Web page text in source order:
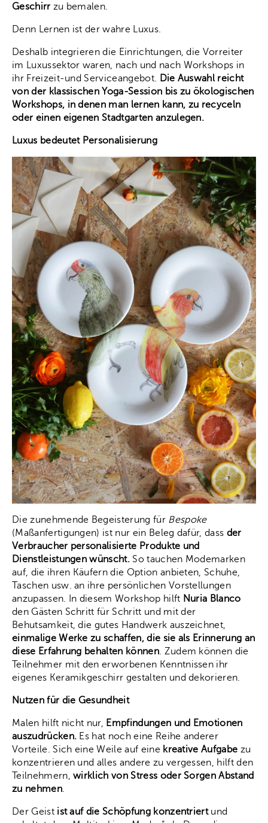
Geschirr zu bemalen.
Denn Lernen ist der wahre Luxus.
Deshalb integrieren die Einrichtungen, die Vorreiter
im Luxussektor waren, nach und nach Workshops in
ihr Freizeit-und Serviceangebot. Die Auswahl reicht
von der klassischen Yoga-Session bis zu ökologischen
Workshops, in denen man lernen kann, zu recyceln
oder einen eigenen Stadtgarten anzulegen.
Luxus bedeutet Personalisierung
Die zunehmende Begeisterung für Bespoke
(Maßanfertigungen) ist nur ein Beleg dafür, dass der
Verbraucher personalisierte Produkte und
Dienstleistungen wünscht. So tauchen Modemarken
auf, die ihren Käufern die Option anbieten, Schuhe,
Taschen usw. an ihre persönlichen Vorstellungen
anzupassen. In diesem Workshop hilft Nuria Blanco
den Gästen Schritt für Schritt und mit der
Behutsamkeit, die gutes Handwerk auszeichnet,
einmalige Werke zu schaffen, die sie als Erinnerung an
diese Erfahrung behalten können. Zudem können die
Teilnehmer mit den erworbenen Kenntnissen ihr
eigenes Keramikgeschirr gestalten und dekorieren.
Nutzen für die Gesundheit
Malen hilft nicht nur, Empfindungen und Emotionen
auszudrücken. Es hat noch eine Reihe anderer
Vorteile. Sich eine Weile auf eine kreative Aufgabe zu
konzentrieren und alles andere zu vergessen, hilft den
Teilnehmern,wirklich von Stress oder Sorgen Abstand
zu nehmen.
Der Geist ist auf die Schöpfung konzentriertund